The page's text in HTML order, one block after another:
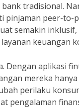
tradisional.
peer-to-
semakin
keuangan
Dengan aplikasi
mereka
perilaku
pengalaman